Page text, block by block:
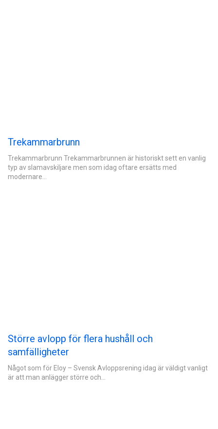
Trekammarbrunn
Trekammarbrunn Trekammarbrunnen är historiskt sett en vanlig
typ av slamavskiljare men som idag oftare ersätts med
modernare…
Större avlopp för flera hushåll och
samfälligheter
Något som för Eloy – Svensk Avloppsrening idag är väldigt vanligt
är att man anlägger större och…